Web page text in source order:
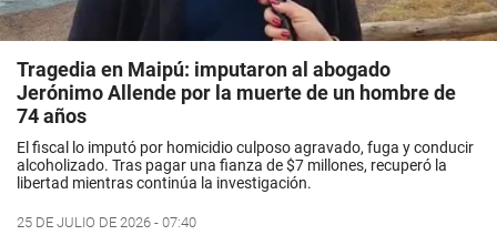
Tragedia en Maipú: imputaron al abogado
Jerónimo Allende por la muerte de un hombre de
74 años
El fiscal lo imputó por homicidio culposo agravado, fuga y conducir
alcoholizado. Tras pagar una fianza de $7 millones, recuperó la
libertad mientras continúa la investigación.
25 DE JULIO DE 2026 - 07:40